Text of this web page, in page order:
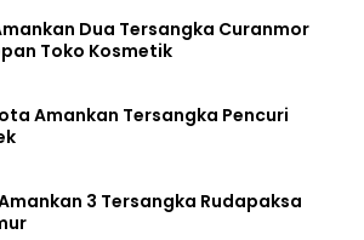
Dua Tersangka Curanmor
Toko Kosmetik
Amankan Tersangka Pencuri
3 Tersangka Rudapaksa